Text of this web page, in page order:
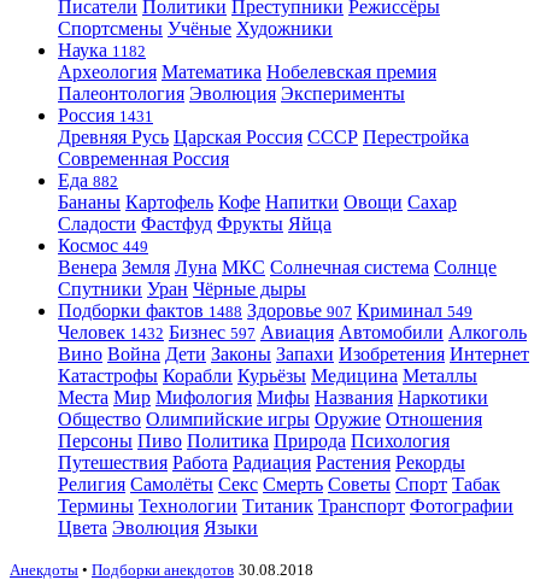
Писатели Политики Преступники Режиссёры
Спортсмены Учёные Художники
Наука 1182
Археология Математика Нобелевская премия
Палеонтология Эволюция Эксперименты
Россия 1431
Древняя Русь Царская Россия СССР Перестройка
Современная Россия
Еда 882
Бананы Картофель Кофе Напитки Овощи Сахар
Сладости Фастфуд Фрукты Яйца
Космос 449
Венера Земля Луна МКС Солнечная система Солнце
Спутники Уран Чёрные дыры
Подборки фактов 1488 Здоровье 907 Криминал 549
Человек 1432 Бизнес 597 Авиация Автомобили Алкоголь
Вино Война Дети Законы Запахи Изобретения Интернет
Катастрофы Корабли Курьёзы Медицина Металлы
Места Мир Мифология Мифы Названия Наркотики
Общество Олимпийские игры Оружие Отношения
Персоны Пиво Политика Природа Психология
Путешествия Работа Радиация Растения Рекорды
Религия Самолёты Секс Смерть Советы Спорт Табак
Термины Технологии Титаник Транспорт Фотографии
Цвета Эволюция Языки
Анекдоты • Подборки анекдотов 30.08.2018